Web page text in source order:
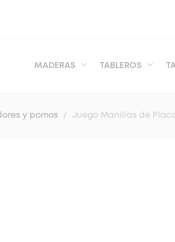
MADERAS TABLEROS
y pomos Juego Manillas de